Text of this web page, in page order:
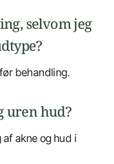
selvom jeg
behandling.
uren hud?
akne og hud i